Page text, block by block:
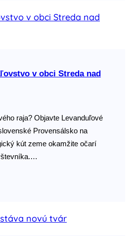
v obci Streda nad
raja? Objavte Levanduľové
Provensálsko na
kút zeme okamžite očarí